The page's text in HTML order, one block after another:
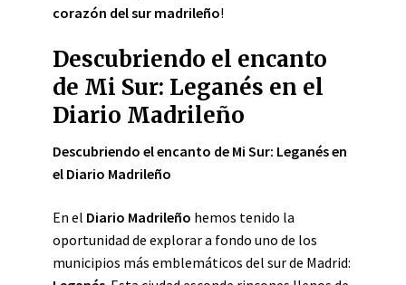
corazón del sur madrileño!
Descubriendo el encanto
de Mi Sur: Leganés en el
Diario Madrileño
Descubriendo el encanto de Mi Sur: Leganés en
el Diario Madrileño
En el Diario Madrileño hemos tenido la
oportunidad de explorar a fondo uno de los
municipios más emblemáticos del sur de Madrid: